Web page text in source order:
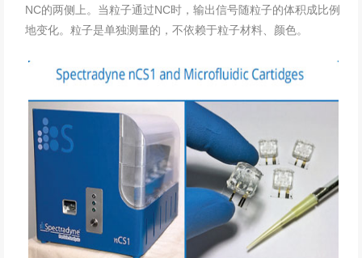
NC的两侧上。当粒子通过NC时，输出信号随粒子的体积成比例
地变化。粒子是单独测量的，不依赖于粒子材料、颜色。